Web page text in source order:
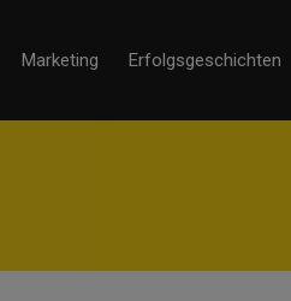
Marketing Erfolgsgeschichten